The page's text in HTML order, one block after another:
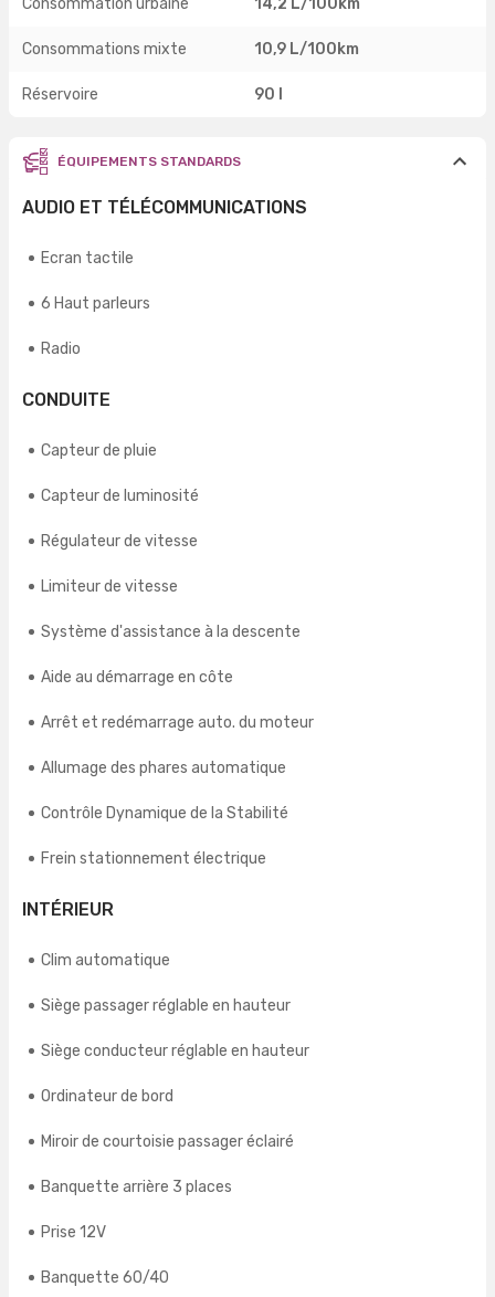
Consommation urbaine 14,2 L/100km
Consommations mixte 10,9 L/100km
Réservoire 90 l
ÉQUIPEMENTS STANDARDS
AUDIO ET TÉLÉCOMMUNICATIONS
Ecran tactile
6 Haut parleurs
Radio
CONDUITE
Capteur de pluie
Capteur de luminosité
Régulateur de vitesse
Limiteur de vitesse
Système d'assistance à la descente
Aide au démarrage en côte
Arrêt et redémarrage auto. du moteur
Allumage des phares automatique
Contrôle Dynamique de la Stabilité
Frein stationnement électrique
INTÉRIEUR
Clim automatique
Siège passager réglable en hauteur
Siège conducteur réglable en hauteur
Ordinateur de bord
Miroir de courtoisie passager éclairé
Banquette arrière 3 places
Prise 12V
Banquette 60/40